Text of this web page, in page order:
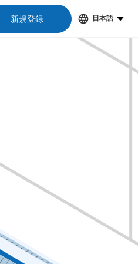
新規登録 日本語